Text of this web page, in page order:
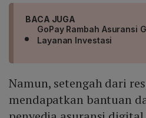
BACA JUGA
GoPay Rambah Asuransi
Layanan Investasi
Namun, setengah dari
mendapatkan bantuan